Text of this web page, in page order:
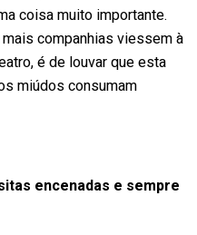
coisa muito importante.
companhias viessem à
é de louvar que esta
miúdos consumam
encenadas e sempre